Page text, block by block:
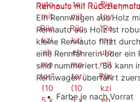
Rennauto mit
Ein Rennwagen aus Holz
Rennauto aus Holz ist
kleine Rennauto flitzt
eine Rennfahrerin oder ein
sind nummeriert. So kann
Rennwagen überfährt
Farbe je nach Vorrat